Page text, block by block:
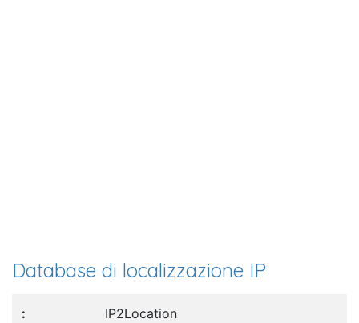
Database di localizzazione IP
IP2Location